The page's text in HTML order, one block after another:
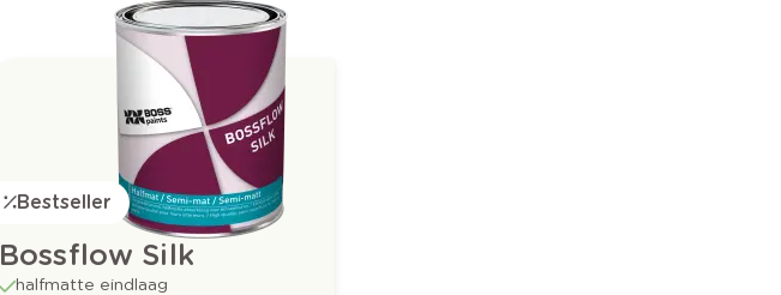
Bestseller
Bossflow Silk
halfmatte eindlaag